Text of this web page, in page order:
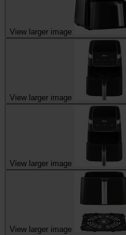
View larger image
View larger image
View larger image
View larger image